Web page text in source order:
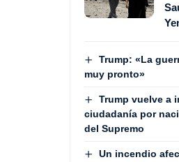
Trump: «La
muy pronto»
Trump vuelve a
ciudadanía por
del Supremo
Un incendio